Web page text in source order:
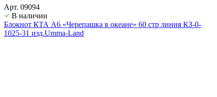
Арт. 09094
В наличии
Блокнот КТА А6 «Черепашка в океане» 60 стр линия КЗ-0-
1025-31 изд.Umma-Land